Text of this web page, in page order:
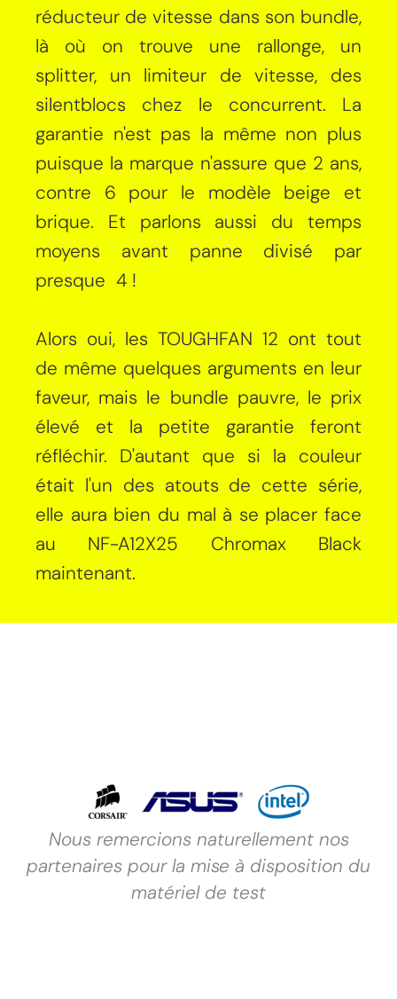
réducteur de vitesse dans son bundle,
là où on trouve une rallonge, un
splitter, un limiteur de vitesse, des
silentblocs chez le concurrent. La
garantie n'est pas la même non plus
puisque la marque n'assure que 2 ans,
contre 6 pour le modèle beige et
brique. Et parlons aussi du temps
moyens avant panne divisé par
presque 4 !
Alors oui, les TOUGHFAN 12 ont tout
de même quelques arguments en leur
faveur, mais le bundle pauvre, le prix
élevé et la petite garantie feront
réfléchir. D'autant que si la couleur
était l'un des atouts de cette série,
elle aura bien du mal à se placer face
au NF-A12X25 Chromax Black
maintenant.
Nous remercions naturellement nos
partenaires pour la mise à disposition du
matériel de test